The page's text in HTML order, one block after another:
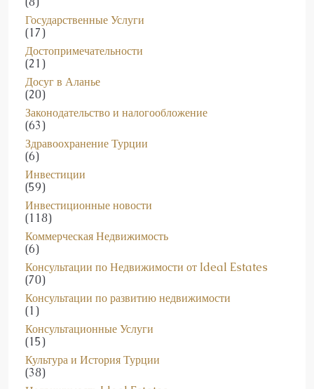
(8)
Государственные Услуги
(17)
Достопримечательности
(21)
Досуг в Аланье
(20)
Законодательство и налогообложение
(63)
Здравоохранение Турции
(6)
Инвестиции
(59)
Инвестиционные новости
(118)
Коммерческая Недвижимость
(6)
Консультации по Недвижимости от Ideal Estates
(70)
Консультации по развитию недвижимости
(1)
Консультационные Услуги
(15)
Культура и История Турции
(38)